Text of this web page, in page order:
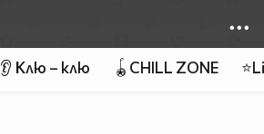
👂 Клю – клю 🪀CHILL ZONE